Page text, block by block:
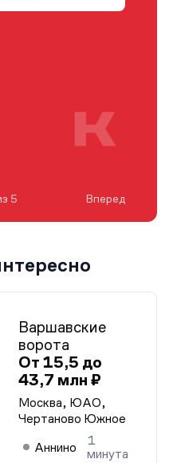
5 Вперед
Варшавские
ворота
От 15,5 до
43,7 млн ₽
Москва, ЮАО,
Чертаново Южное
Аннино
1
минута